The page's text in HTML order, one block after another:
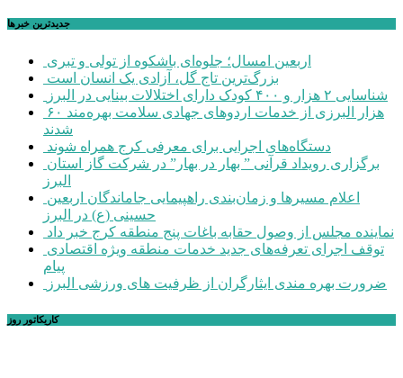
جديدترين خبرها
اربعین امسال؛ جلوه‌ای باشکوه از تولی و تبری
بزرگ‌ترین تاج گل، آزادی یک انسان است
شناسایی ۲ هزار و ۴۰۰ کودک دارای اختلالات بینایی در البرز
۶۰ هزار البرزی از خدمات اردوهای جهادی سلامت بهره‌مند
شدند
دستگاه‌های اجرایی برای معرفی کرج همراه شوند
البرز
حسینی (ع) در البرز
نماینده مجلس از وصول حقابه باغات پنج منطقه کرج خبر داد
پیام
ضرورت بهره مندی ایثارگران از ظرفیت های ورزشی البرز
کاریکاتور روز